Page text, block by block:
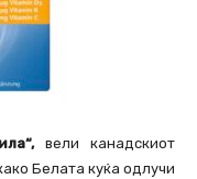
вели канадскиот
Белата куќа одлучи